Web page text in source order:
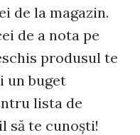
de la magazin.
de a nota pe
produsul te
un buget
lista de
să te cunoşti!